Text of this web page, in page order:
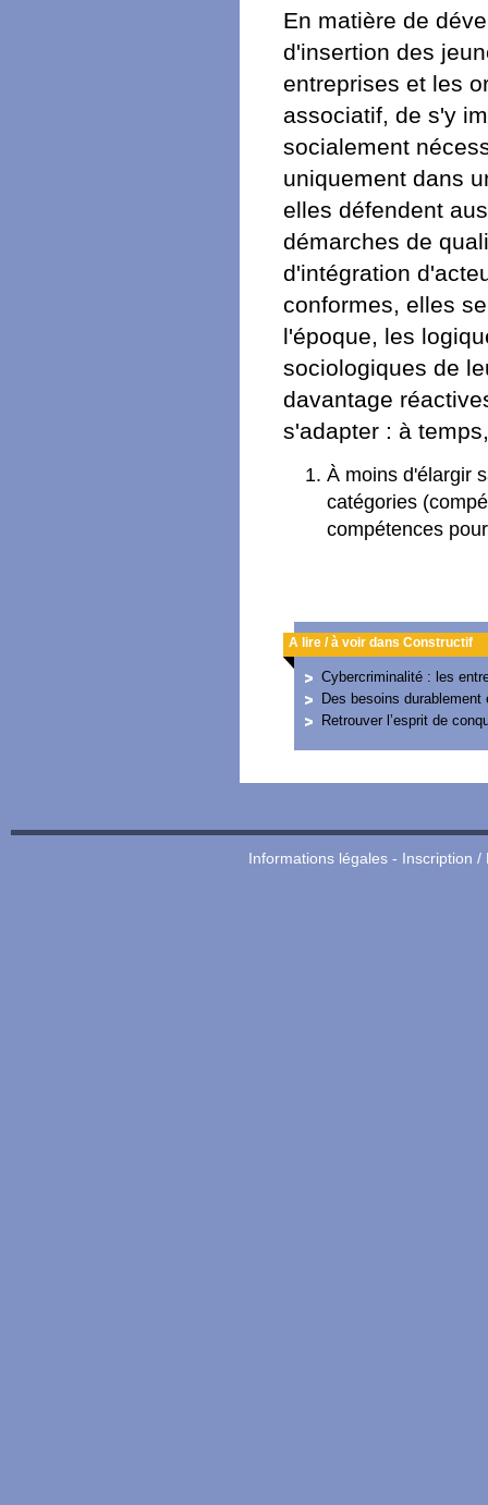
En matière de
d'insertion des
entreprises et les
associatif, de s'y
socialement
uniquement dans
elles défendent
démarches de
d'intégration
conformes, elles
l'époque, les
sociologiques de
davantage
s'adapter : à
À moins d'élargir
catégories
compétences
A lire / à voir dans Constructif
Cybercriminalité : les
Des besoins durablement
Retrouver l’esprit de
Informations légales- Inscription /